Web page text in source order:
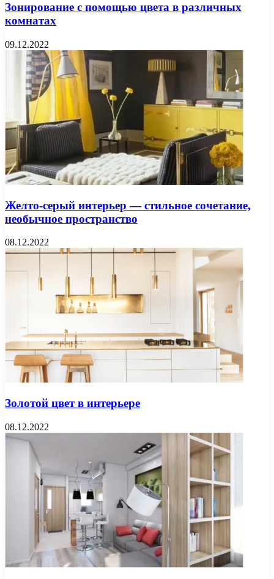
Зонирование с помощью цвета в различных
комнатах
09.12.2022
Желто-серый интерьер — стильное сочетание,
необычное пространство
08.12.2022
Золотой цвет в интерьере
08.12.2022